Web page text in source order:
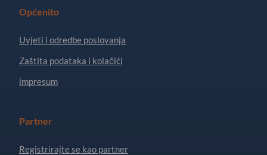
Općenito
Uvjeti i odredbe poslovanja
Zaštita podataka i kolačići
impresum
Partner
Registrirajte se kao partner